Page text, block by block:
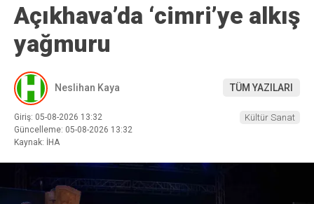
Açıkhava’da ‘cimri’ye alkış
yağmuru
Neslihan Kaya TÜM YAZILARI
Giriş: 05-08-2026 13:32
Güncelleme: 05-08-2026 13:32
Kaynak: İHA
Kültür Sanat